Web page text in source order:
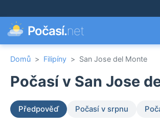
Počasí.net
Domů > Filipíny > San Jose del Monte
Počasí v San Jose
Předpověď Počasí v srpnu